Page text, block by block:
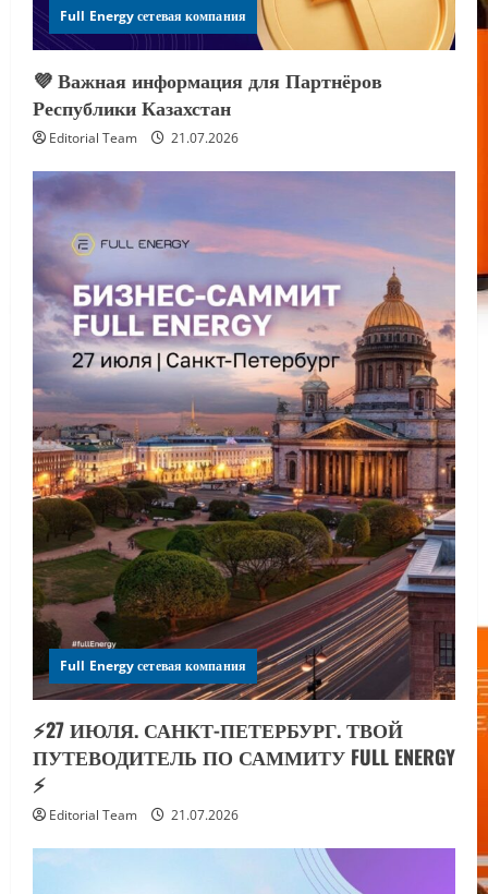
Full Energy сетевая компания
💜 Важная информация для Партнёров
Республики Казахстан
Editorial Team 21.07.2026
Full Energy сетевая компания
⚡️27 ИЮЛЯ. САНКТ-ПЕТЕРБУРГ. ТВОЙ
ПУТЕВОДИТЕЛЬ ПО САММИТУ FULL ENERGY
⚡️
Editorial Team 21.07.2026